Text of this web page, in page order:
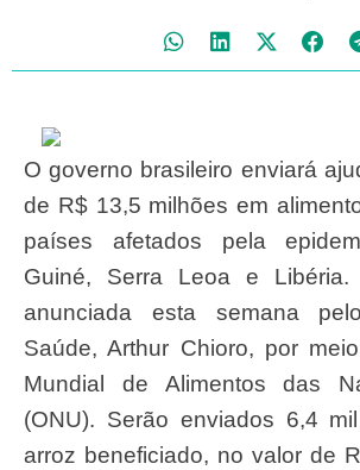
O governo brasileiro enviará ajuda humanitária
de R$ 13,5 milhões em
países afetados pela
Guiné, Serra Leoa e
anunciada esta semana
Saúde, Arthur Chioro, por
Mundial de Alimentos das
(ONU). Serão enviados 6,4
arroz beneficiado, no valor de